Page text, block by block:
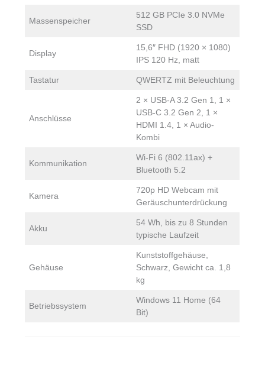
Massenspeicher
512 GB PCIe 3.0 NVMe
SSD
Display
15,6″ FHD (1920 × 1080)
IPS 120 Hz, matt
Tastatur QWERTZ mit Beleuchtung
Anschlüsse
2 × USB-A 3.2 Gen 1, 1 ×
USB-C 3.2 Gen 2, 1 ×
HDMI 1.4, 1 × Audio-
Kombi
Kommunikation
Wi-Fi 6 (802.11ax) +
Bluetooth 5.2
Kamera
720p HD Webcam mit
Geräuschunterdrückung
Akku
54 Wh, bis zu 8 Stunden
typische Laufzeit
Gehäuse
Kunststoffgehäuse,
Schwarz, Gewicht ca. 1,8
kg
Betriebssystem
Windows 11 Home (64
Bit)